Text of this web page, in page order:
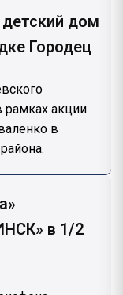
дом
Городец
акции
в
в 1/2